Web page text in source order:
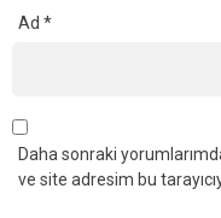
Ad *
Daha sonraki
ve site adresim bu